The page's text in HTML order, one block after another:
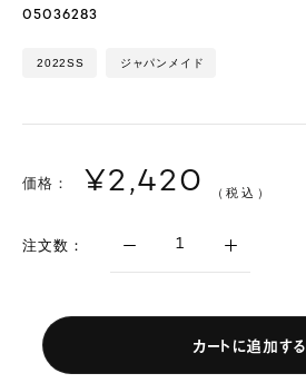
05036283
2022SS ジャパンメイド
価格： ¥2,420 （税込）
注文数：
カートに追加する